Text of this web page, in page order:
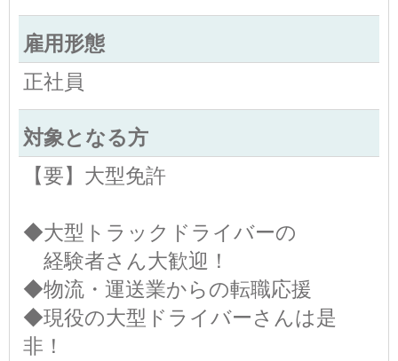
雇用形態
正社員
対象となる方
【要】大型免許
◆大型トラックドライバーの
経験者さん大歓迎！
◆物流・運送業からの転職応援
◆現役の大型ドライバーさんは是
非！